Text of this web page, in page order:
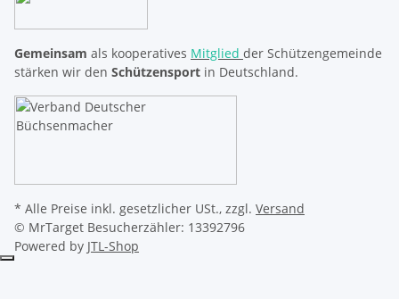
Gemeinsam als kooperatives Mitglied der Schützengemeinde
stärken wir den Schützensport in Deutschland.
* Alle Preise inkl. gesetzlicher USt., zzgl. Versand
© MrTarget Besucherzähler: 13392796
Powered by JTL-Shop